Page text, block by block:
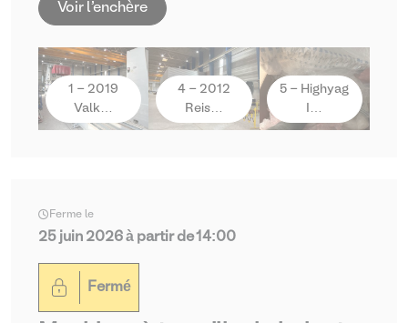
Voir l'enchère
1 - 2019
Valk…
4 - 2012
Reis…
5 - Highyag
I…
Ferme le
25 juin 2026 à partir de 14:00
Fermé